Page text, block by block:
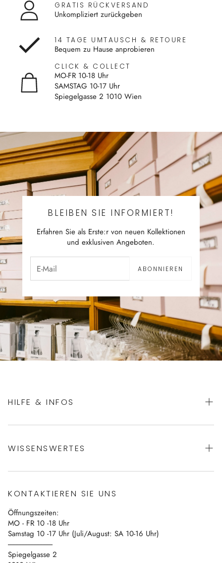
GRATIS RÜCKVERSAND
Unkompliziert zurückgeben
14 TAGE UMTAUSCH & RETOURE
Bequem zu Hause anprobieren
CLICK & COLLECT
MO-FR 10-18 Uhr
SAMSTAG 10-17 Uhr
Spiegelgasse 2 1010 Wien
BLEIBEN SIE INFORMIERT!
Erfahren Sie als Erste:r von neuen Kollektionen
und exklusiven Angeboten.
ABONNIEREN
HILFE & INFOS
Datenschutz
Impressum
Vertrag widerrufen
WISSENSWERTES
Blog
Kontakt
KONTAKTIEREN SIE UNS
Öffnungszeiten:
MO - FR 10 -18 Uhr
Samstag 10 -17 Uhr (Juli/August: SA 10-16 Uhr)
------------------------------
Spiegelgasse 2